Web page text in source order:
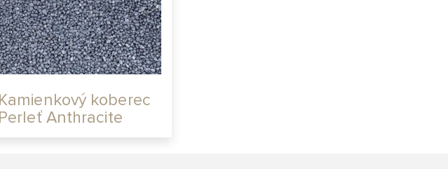
Kamienkový koberec
Perleť Anthracite